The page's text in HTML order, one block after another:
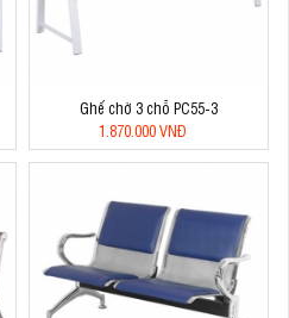
Ghế chờ 3 chỗ PC55-3
1.870.000 VNĐ